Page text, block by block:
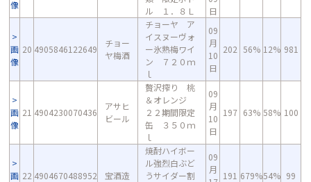
像
ル １．８Ｌ
日
画
像
20 4905846122649
チョー
ヤ梅酒
チョーヤ ア
イスヌーヴォ
ー氷熟梅ワイ
ン ７２０ｍ
ｌ
09
月
10
日
202 56% 12% 981
画
像
21 4904230070436
アサヒ
ビール
贅沢搾り 桃
＆オレンジ
２２期間限定
缶 ３５０ｍ
ｌ
09
月
10
日
197 63% 58% 100
画 22 4904670488952 宝酒造
焼酎ハイボー
ル強烈白ぶど
うサイダー割
09
月
191 679%54% 99